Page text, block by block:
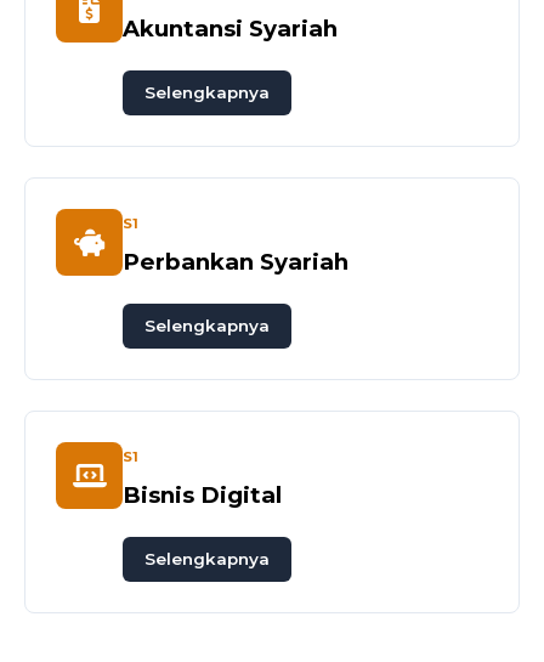
Akuntansi Syariah
Selengkapnya
S1
Perbankan Syariah
Selengkapnya
S1
Bisnis Digital
Selengkapnya